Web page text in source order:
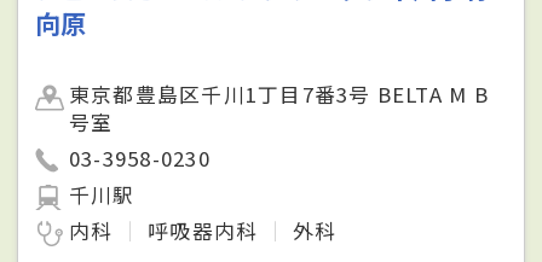
向原
東京都豊島区千川1丁目7番3号 BELTA M B
号室
03-3958-0230
千川駅
内科
呼吸器内科 外科